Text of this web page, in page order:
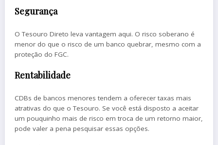
Segurança
O Tesouro Direto leva vantagem aqui. O risco soberano é
menor do que o risco de um banco quebrar, mesmo com a
proteção do FGC.
Rentabilidade
CDBs de bancos menores tendem a oferecer taxas mais
atrativas do que o Tesouro. Se você está disposto a aceitar
um pouquinho mais de risco em troca de um retorno maior,
pode valer a pena pesquisar essas opções.